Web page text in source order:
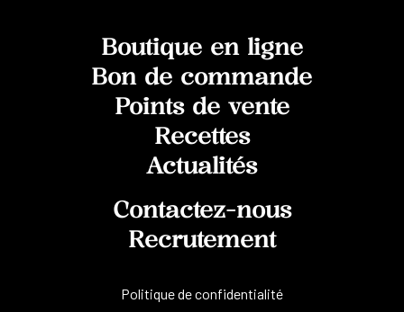
Boutique en ligne
Bon de commande
Points de vente
Recettes
Actualités
Contactez-nous
Recrutement
Politique de confidentialité